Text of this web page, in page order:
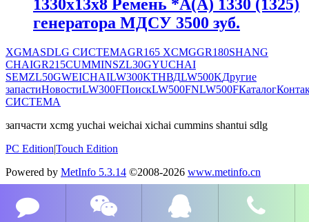
1330х13х8 Ремень *A(А) 1330 (1325)
генератора МДСУ 3500 зуб.
XGMASDLG СИСТЕМАGR165 XCMGGR180SHANG
CHAIGR215CUMMINSZL30GYUCHAI
SEMZL50GWEICHAILW300KТНВДLW500KДругие
запастиНовостиLW300FПоискLW500FNLW500FКаталог
СИСТЕМА
запчасти xcmg yuchai weichai xichai cummins shantui sdlg
PC Edition|Touch Edition
Powered by MetInfo 5.3.14 ©2008-2026 www.metinfo.cn